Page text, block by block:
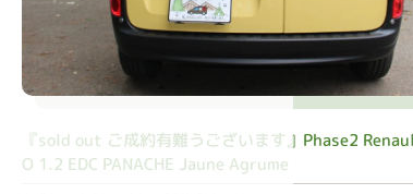
『sold out ご成約有難うございます』Phase2
O 1.2 EDC PANACHE Jaune Agrume